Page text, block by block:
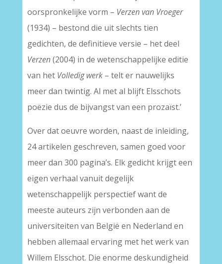
oorspronkelijke vorm – Verzen van Vroeger
(1934) – bestond die uit slechts tien
gedichten, de definitieve versie – het deel
Verzen(2004) in de wetenschappelijke editie
van het Volledig werk– telt er nauwelijks
meer dan twintig. Al met al blijft Elsschots
poëzie dus de bijvangst van een prozaïst.’
Over dat oeuvre worden, naast de inleiding,
24 artikelen geschreven, samen goed voor
meer dan 300 pagina’s. Elk gedicht krijgt een
eigen verhaal vanuit degelijk
wetenschappelijk perspectief want de
meeste auteurs zijn verbonden aan de
universiteiten van België en Nederland en
hebben allemaal ervaring met het werk van
Willem Elsschot. Die enorme deskundigheid